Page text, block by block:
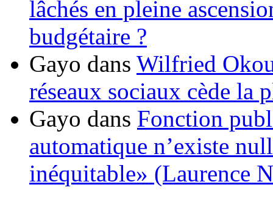
lâchés en pleine
budgétaire ?
Gayo dans Wilfried
réseaux sociaux cède la
Gayo dans Fonction
automatique n’existe
inéquitable» (Laurence